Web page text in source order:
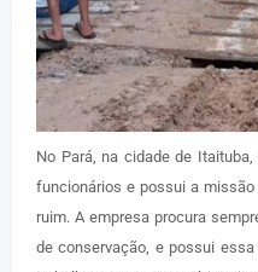
No Pará, na cidade de
funcionários e possui a
ruim. A empresa procura
de conservação, e possui